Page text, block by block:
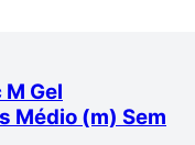
Gel
Médio (m) Sem